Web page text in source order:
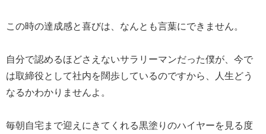
この時の達成感と喜びは、なんとも言葉にできません。
自分で認めるほどさえないサラリーマンだった僕が、今で
は取締役として社内を闊歩しているのですから、人生どう
なるかわかりませんよ。
毎朝自宅まで迎えにきてくれる黒塗りのハイヤーを見る度